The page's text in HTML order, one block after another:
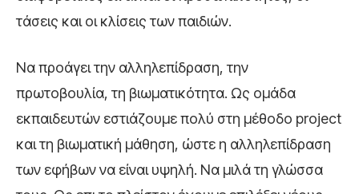
τάσεις και οι κλίσεις των παιδιών.
Να προάγει την αλληλεπίδραση, την
πρωτοβουλία, τη βιωματικότητα. Ως ομάδα
εκπαιδευτών εστιάζουμε πολύ στη μέθοδο project
και τη βιωματική μάθηση, ώστε η αλληλεπίδραση
των εφήβων να είναι υψηλή. Να μιλά τη γλώσσα